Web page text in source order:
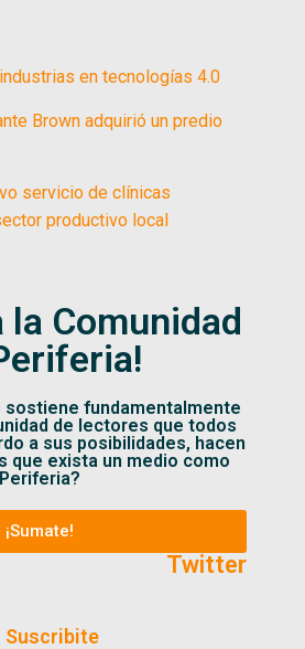
en tecnologías 4.0
Brown adquirió un predio
servicio de clínicas
productivo local
la Comunidad
sostiene fundamentalmente
de lectores que todos
a sus posibilidades, hacen
que exista un medio como
Periferia?
¡Sumate!
Twitter
Suscribite